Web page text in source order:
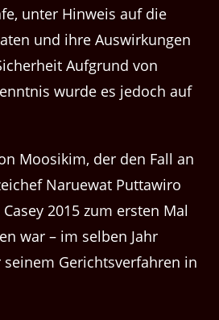
unter Hinweis auf die
und ihre Auswirkungen
Aufgrund von
wurde es jedoch auf
Moosikim, der den Fall an
Naruewat Puttawiro
2015 zum ersten Mal
war – im selben Jahr
Gerichtsverfahren in